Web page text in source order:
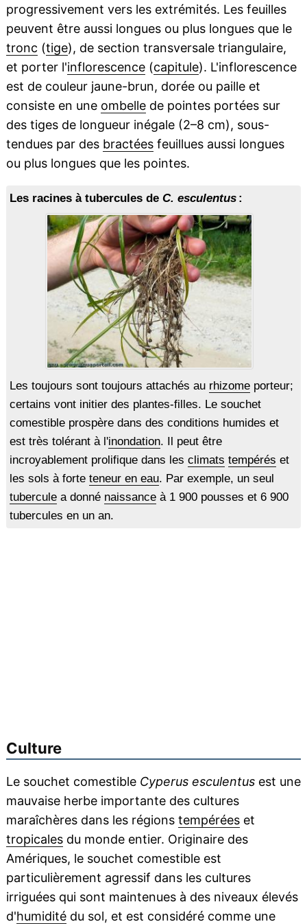
progressivement vers les extrémités. Les feuilles
peuvent être aussi longues ou plus longues que le
tronc (tige), de section transversale triangulaire,
et porter l'inflorescence(capitule). L'inflorescence
est de couleur jaune-brun, dorée ou paille et
consiste en une ombellede pointes portées sur
des tiges de longueur inégale (2–8 cm), sous-
tendues par des bractéesfeuillues aussi longues
ou plus longues que les pointes.
Les racines à tubercules de C. esculentus:
Les toujours sont toujours attachés au rhizomeporteur;
certains vont initier des plantes-filles. Le souchet
comestible prospère dans des conditions humides et
est très tolérant à l'inondation. Il peut être
incroyablement prolifique dans les climats tempérés et
les sols à forte teneur en eau. Par exemple, un seul
tuberculea donné naissanceà 1 900 pousses et 6 900
tubercules en un an.
Culture
Le souchet comestible Cyperus esculentusest une
mauvaise herbe importante des cultures
maraîchères dans les régions tempéréeset
tropicalesdu monde entier. Originaire des
Amériques, le souchet comestible est
particulièrement agressif dans les cultures
irriguées qui sont maintenues à des niveaux élevés
d'humiditédu sol, et est considéré comme une